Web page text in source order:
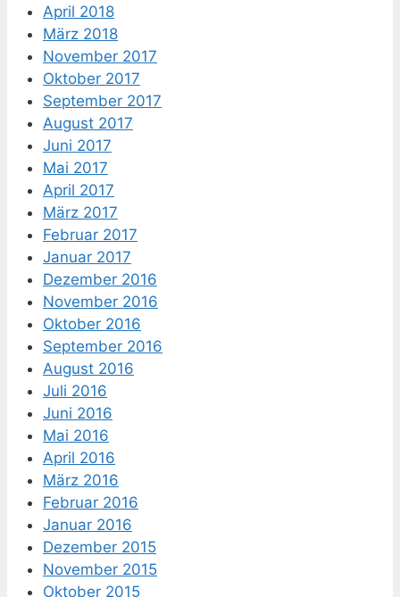
April 2018
März 2018
November 2017
Oktober 2017
September 2017
August 2017
Juni 2017
Mai 2017
April 2017
März 2017
Februar 2017
Januar 2017
Dezember 2016
November 2016
Oktober 2016
September 2016
August 2016
Juli 2016
Juni 2016
Mai 2016
April 2016
März 2016
Februar 2016
Januar 2016
Dezember 2015
November 2015
Oktober 2015